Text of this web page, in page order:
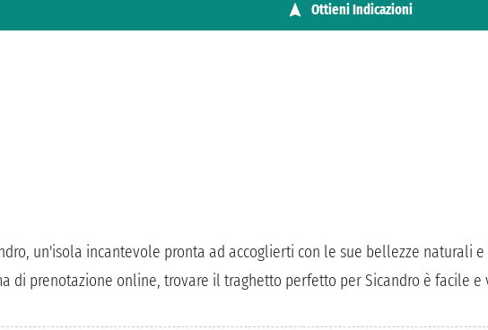
Ottieni Indicazioni
un'isola incantevole pronta ad accoglierti con le sue bellezze naturali
di prenotazione online, trovare il traghetto perfetto per Sicandro è facile e